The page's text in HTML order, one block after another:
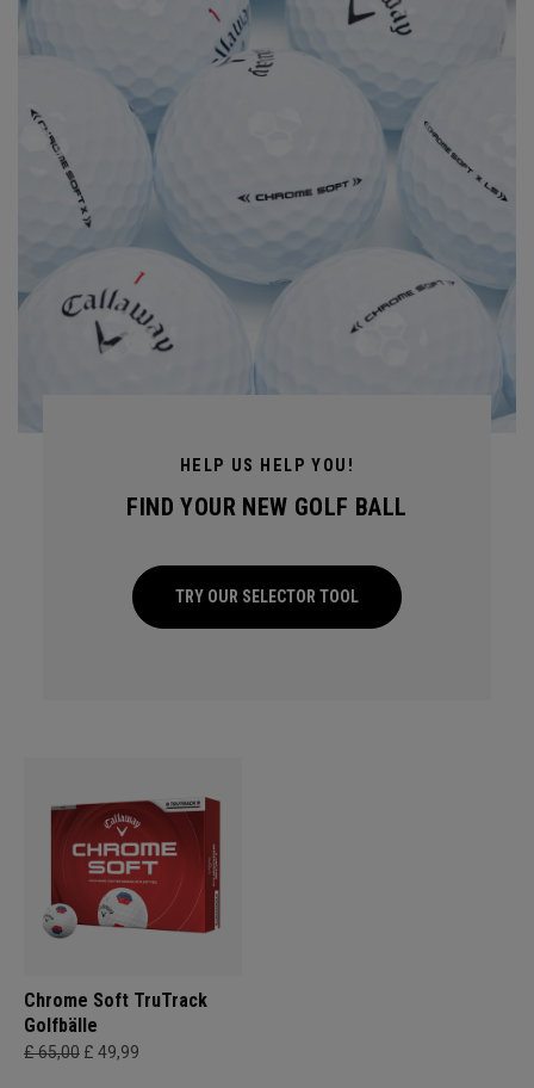
HELP US HELP YOU!
FIND YOUR NEW GOLF BALL
TRY OUR SELECTOR TOOL
Chrome Soft TruTrack
Golfbälle
£ 65,00 £ 49,99